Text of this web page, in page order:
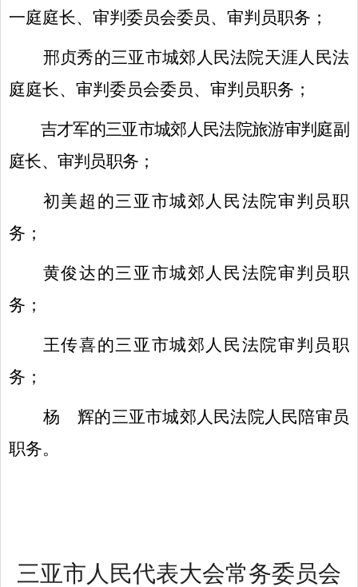
一庭庭长、 审判委员会委员、审判员职务；
邢贞秀的三亚市城郊 人民法院天涯人民法
庭庭长、审判委员会委员、审判员职务 ；
吉才军的三亚市城郊人民法院旅游审判庭副
庭长、审判员职务；
初美超 的三亚市城郊人民法院审判员职
务 ；
黄俊达的三亚市城郊人民法院审判员职
务 ；
王传喜的三亚市城郊人民法院审判员职
务 ；
杨
辉的三亚市城郊人民法院人民陪审员
职务。
三亚市人民代表大会常务委员会